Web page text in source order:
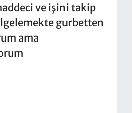
ve işini takip
gurbetten
ama